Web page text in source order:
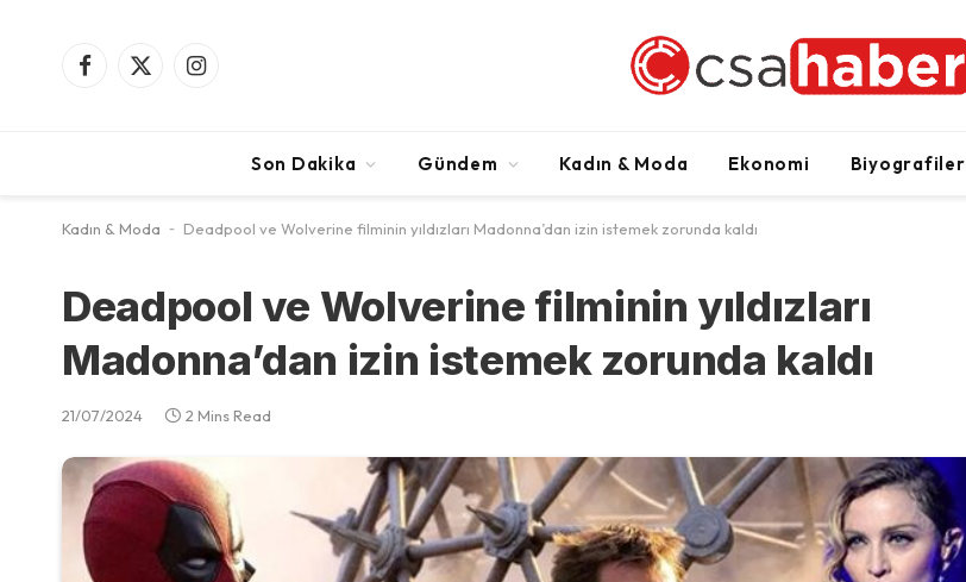
Facebook
X
Instagram
Son Dakika Gündem Kadın & Moda Ekonomi Biyografiler
Kadın & Moda - Deadpool ve Wolverine filminin yıldızları Madonna’dan izin istemek zorunda kaldı
Deadpool ve Wolverine filminin yıldızları
Madonna’dan izin istemek zorunda kaldı
21/07/2024 2 Mins Read